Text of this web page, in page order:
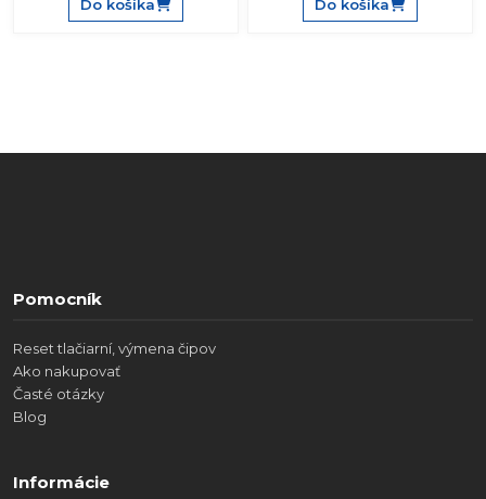
Do košíka Do košíka
Pomocník
Reset tlačiarní, výmena čipov
Ako nakupovať
Časté otázky
Blog
Informácie